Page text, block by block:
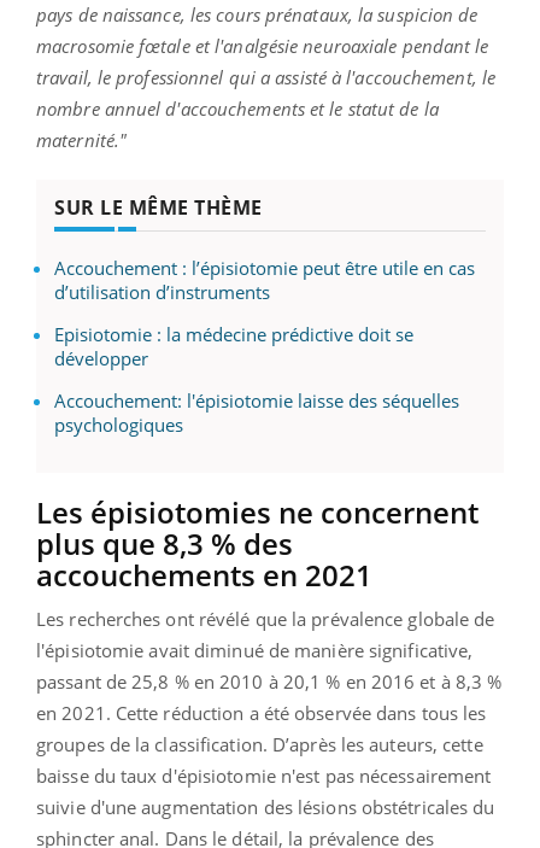
pays de naissance, les cours prénataux, la suspicion de
macrosomie fœtale et l'analgésie neuroaxiale pendant le
travail, le professionnel qui a assisté à l'accouchement, le
nombre annuel d'accouchements et le statut de la
maternité."
SUR LE MÊME THÈME
Accouchement : l’épisiotomie peut être utile en cas
d’utilisation d’instruments
Episiotomie : la médecine prédictive doit se
développer
Accouchement: l'épisiotomie laisse des séquelles
psychologiques
Les épisiotomies ne concernent
plus que 8,3 % des
accouchements en 2021
Les recherches ont révélé que la prévalence globale de
l'épisiotomie avait diminué de manière significative,
passant de 25,8 % en 2010 à 20,1 % en 2016 et à 8,3 %
en 2021. Cette réduction a été observée dans tous les
groupes de la classification. D’après les auteurs, cette
baisse du taux d'épisiotomie n'est pas nécessairement
suivie d'une augmentation des lésions obstétricales du
sphincter anal. Dans le détail, la prévalence des